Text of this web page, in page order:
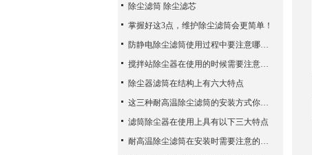
除尘滤筒 除尘滤芯
掌握好这3点，维护除尘滤筒会更简单！
防静电除尘滤筒使用过程中要注意哪些事项
搅拌站除尘器在使用的时候需要注意哪些事项？
除尘器滤筒在结构上有六大特点
这三种耐高温除尘滤筒的安装方式你都知道吗？
滤筒除尘器在使用上具有以下三大特点
耐高温除尘滤筒在安装时需要注意的事项